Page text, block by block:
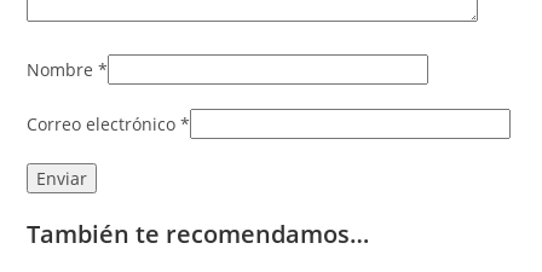
Nombre*
Correo electrónico*
También te recomendamos…